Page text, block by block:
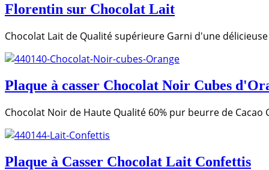
Florentin sur Chocolat Lait
Chocolat Lait de Qualité supérieure Garni d'une
Plaque à casser Chocolat Noir Cubes
Chocolat Noir de Haute Qualité 60% pur beurre de
Plaque à Casser Chocolat Lait Confettis